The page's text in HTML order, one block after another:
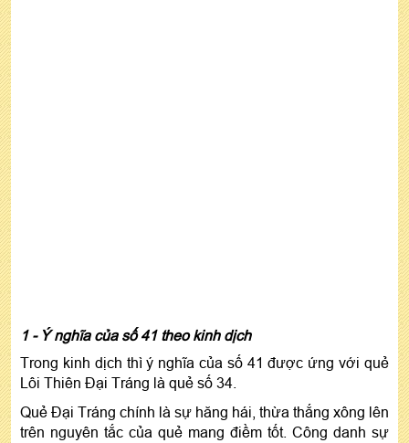
1 - Ý nghĩa của số 41 theo kinh dịch
Trong kinh dịch thì ý nghĩa của số 41 được ứng với quẻ
Lôi Thiên Đại Tráng là quẻ số 34.
Quẻ Đại Tráng chính là sự hăng hái, thừa thắng xông lên
trên nguyên tắc của quẻ mang điềm tốt. Công danh sự